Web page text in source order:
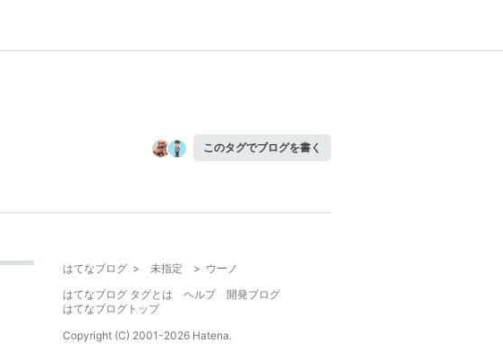
このタグでブログを書く
はてなブログ > 未指定 > ウーノ
はてなブログ タグとは
ヘルプ
開発ブログ
はてなブログトップ
Copyright (C) 2001-2026 Hatena.